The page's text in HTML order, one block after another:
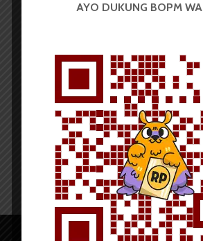
USU Pamerkan
Redaksi 16 November 2017
AYO DUKUNG BOPM